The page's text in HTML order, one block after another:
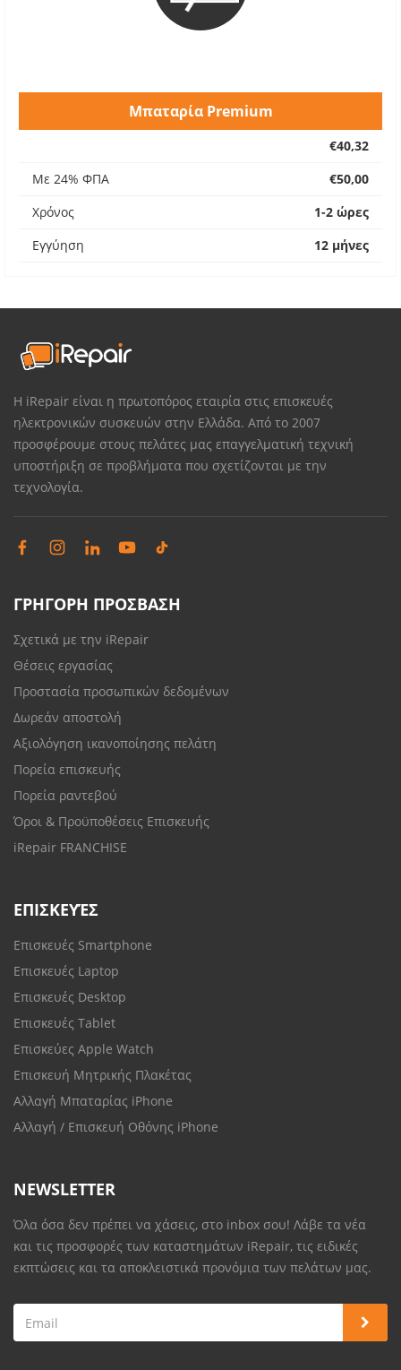
Μπαταρία Premium
€40,32
Με 24% ΦΠΑ
€50,00
Χρόνος
1-2 ώρες
Εγγύηση
12 μήνες
Η iRepair είναι η πρωτοπόρος εταιρία στις επισκευές
ηλεκτρονικών συσκευών στην Ελλάδα. Από το 2007
προσφέρουμε στους πελάτες μας επαγγελματική τεχνική
υποστήριξη σε προβλήματα που σχετίζονται με την
τεχνολογία.
ΓΡΗΓΟΡΗ ΠΡΟΣΒΑΣΗ
Σχετικά με την iRepair
Θέσεις εργασίας
Προστασία προσωπικών δεδομένων
Δωρεάν αποστολή
Αξιολόγηση ικανοποίησης πελάτη
Πορεία επισκευής
Πορεία ραντεβού
Όροι & Προϋποθέσεις Επισκευής
iRepair FRANCHISE
ΕΠΙΣΚΕΥΈΣ
Επισκευές Smartphone
Επισκευές Laptop
Επισκευές Desktop
Επισκευές Tablet
Επισκεύες Apple Watch
Επισκευή Μητρικής Πλακέτας
Αλλαγή Μπαταρίας iPhone
Αλλαγή / Επισκευή Οθόνης iPhone
NEWSLETTER
Όλα όσα δεν πρέπει να χάσεις, στο inbox σου! Λάβε τα νέα
και τις προσφορές των καταστημάτων iRepair, τις ειδικές
εκπτώσεις και τα αποκλειστικά προνόμια των πελάτων μας.